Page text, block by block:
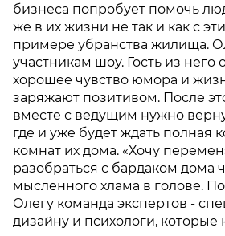
бизнеса попробует помочь
же в их жизни не так и как с
примере убранства жилища.
участникам шоу. Гость из
хорошее чувство юмора и
заряжают позитивом. После
вместе с ведущим нужно
где и уже будет ждать полная
комнат их дома. «Хочу
разобраться с бардаком дома
мысленного хлама в голове.
Олегу команда экспертов -
дизайну и психологи, которые